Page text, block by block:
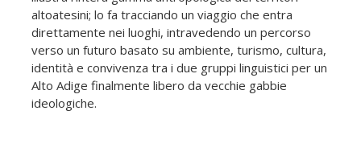
altoatesini; lo fa tracciando un viaggio che entra
direttamente nei luoghi, intravedendo un percorso
verso un futuro basato su ambiente, turismo, cultura,
identità e convivenza tra i due gruppi linguistici per un
Alto Adige finalmente libero da vecchie gabbie
ideologiche.